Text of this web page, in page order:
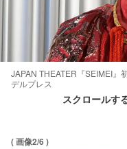
JAPAN THEATER『SEIMEI』
デルプレス
スクロールす
( 画像2/6 )